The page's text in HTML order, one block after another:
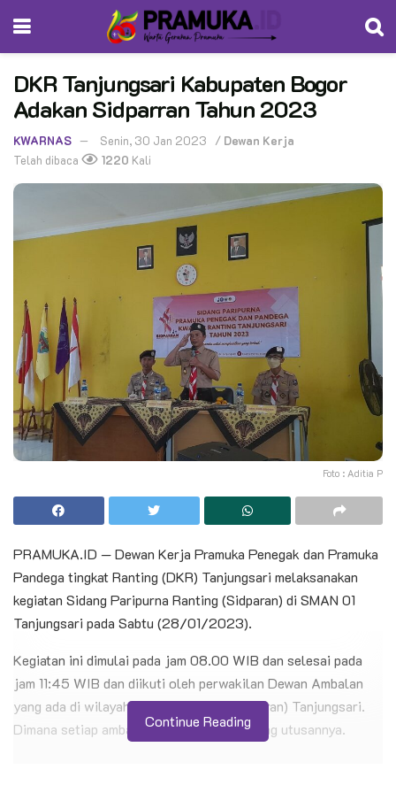
DKR Tanjungsari Kabupaten Bogor
Adakan Sidparran Tahun 2023
KWARNAS Senin, 30 Jan 2023 / Dewan Kerja
Telah dibaca
1220 Kali
Foto : Aditia P
PRAMUKA.ID — Dewan Kerja Pramuka Penegak dan Pramuka
Pandega tingkat Ranting (DKR) Tanjungsari melaksanakan
kegiatan Sidang Paripurna Ranting (Sidparan) di SMAN 01
Tanjungsari pada Sabtu (28/01/2023).
Kegiatan ini dimulai pada jam 08.00 WIB dan selesai pada
jam 11:45 WIB dan diikuti oleh perwakilan Dewan Ambalan
yang ada di wilayah Kwartir Ranting (Kwarran) Tanjungsari.
Dimana setiap ambalan mengirimkan 2 orang utusannya.
Continue Reading